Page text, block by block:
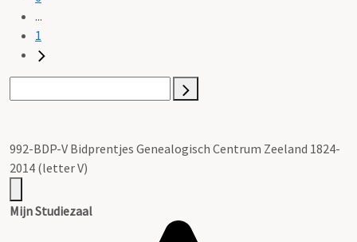
...
1
992-BDP-V Bidprentjes Genealogisch Centrum Zeeland 1824-
2014 (letter V)
Mijn Studiezaal